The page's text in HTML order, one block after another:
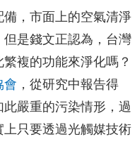
，市面上的空氣清淨
是錢文正認為，台灣
複的功能來淨化嗎？
會 ，從研究中報告得
嚴重的污染情形，過
只要透過光觸媒技術